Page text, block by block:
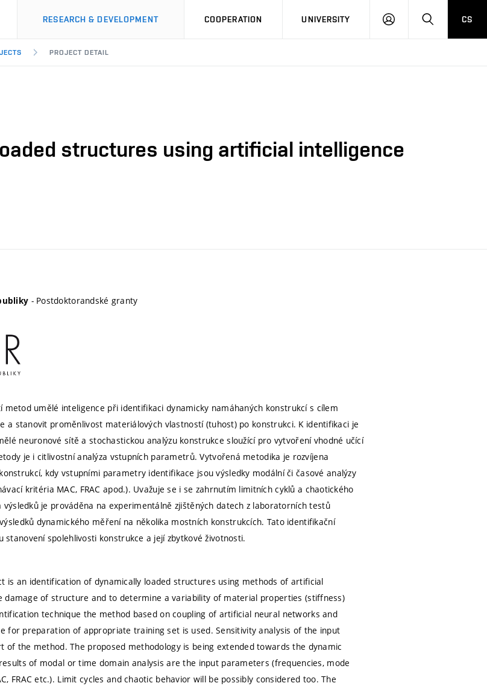
RESEARCH & DEVELOPMENT COOPERATION UNIVERSITY
LOG
SEARCHCS
PROJECT DETAIL
structures using artificial intelligence
- Postdoktorandské granty
metod umělé inteligence při identifikaci dynamicky namáhaných konstrukcí s cílem
a stanovit proměnlivost materiálových vlastností (tuhost) po konstrukci. K identifikaci je
neuronové sítě a stochastickou analýzu konstrukce sloužící pro vytvoření vhodné učící
je i citlivostní analýza vstupních parametrů. Vytvořená metodika je rozvíjena
kdy vstupními parametry identifikace jsou výsledky modální či časové analýzy
kritéria MAC, FRAC apod.). Uvažuje se i se zahrnutím limitních cyklů a chaotického
je prováděna na experimentálně zjištěných datech z laboratorních testů
dynamického měření na několika mostních konstrukcích. Tato identifikační
stanovení spolehlivosti konstrukce a její zbytkové životnosti.
is an identification of dynamically loaded structures using methods of artificial
damage of structure and to determine a variability of material properties (stiffness)
technique the method based on coupling of artificial neural networks and
for preparation of appropriate training set is used. Sensitivity analysis of the input
the method. The proposed methodology is being extended towards the dynamic
of modal or time domain analysis are the input parameters (frequencies, mode
FRAC etc.). Limit cycles and chaotic behavior will be possibly considered too. The